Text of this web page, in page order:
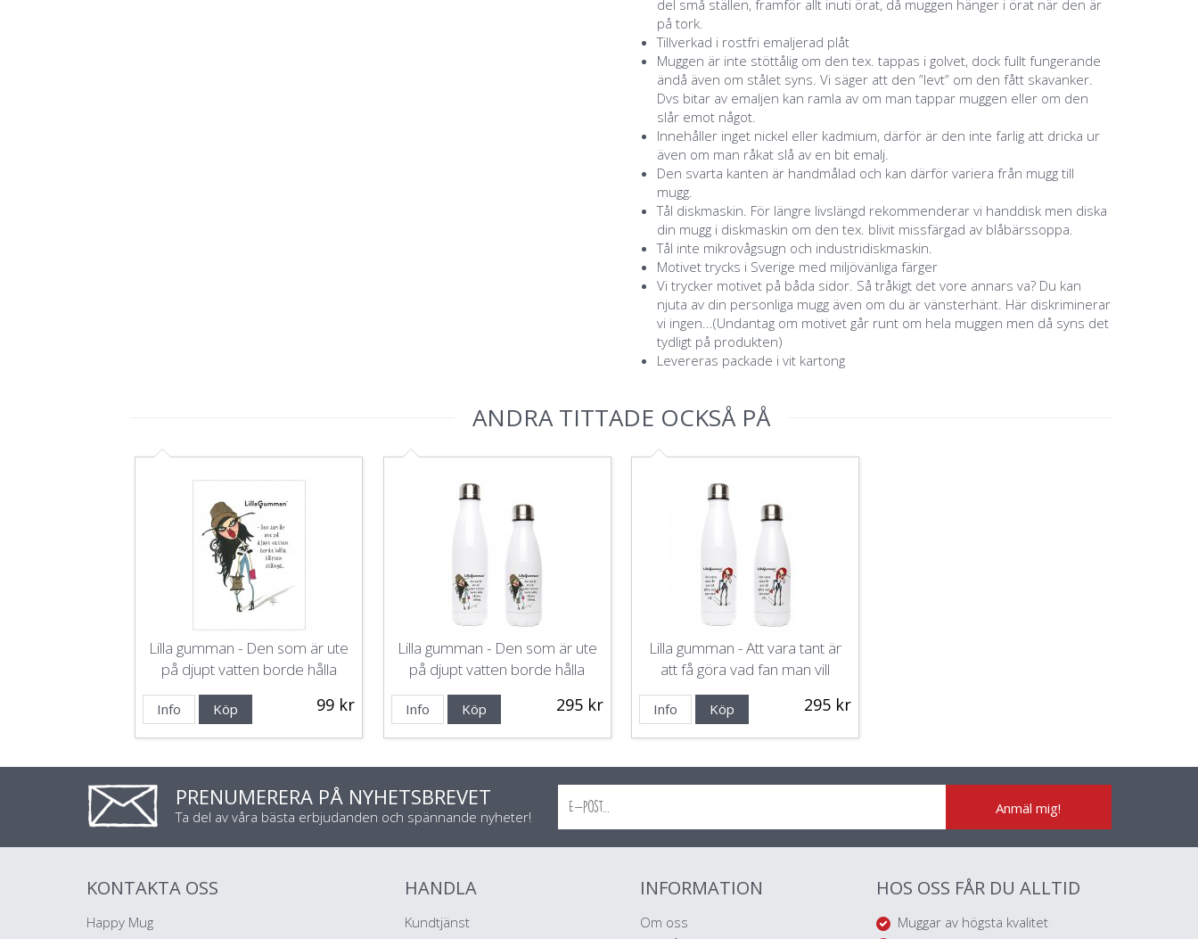
del små ställen, framför allt inuti örat, då muggen hänger i örat när den är
på tork.
Tillverkad i rostfri emaljerad plåt
Muggen är inte stöttålig om den tex. tappas i golvet, dock fullt fungerande
ändå även om stålet syns. Vi säger att den ”levt” om den fått skavanker.
Dvs bitar av emaljen kan ramla av om man tappar muggen eller om den
slår emot något.
Innehåller inget nickel eller kadmium, därför är den inte farlig att dricka ur
även om man råkat slå av en bit emalj.
Den svarta kanten är handmålad och kan därför variera från mugg till
mugg.
Tål diskmaskin. För längre livslängd rekommenderar vi handdisk men diska
din mugg i diskmaskin om den tex. blivit missfärgad av blåbärssoppa.
Tål inte mikrovågsugn och industridiskmaskin.
Motivet trycks i Sverige med miljövänliga färger
Vi trycker motivet på båda sidor. Så tråkigt det vore annars va? Du kan
njuta av din personliga mugg även om du är vänsterhänt. Här diskriminerar
vi ingen...(Undantag om motivet går runt om hela muggen men då syns det
tydligt på produkten)
Levereras packade i vit kartong
ANDRA TITTADE OCKSÅ PÅ
Lilla gumman - Den som är ute
på djupt vatten borde hålla
käften stängd
99 kr
Info Köp
Lilla gumman - Den som är ute
på djupt vatten borde hålla
käften stängd
295 kr
Info Köp
Lilla gumman - Att vara tant är
att få göra vad fan man vill
295 kr
Info Köp
PRENUMERERA PÅ NYHETSBREVET
Ta del av våra bästa erbjudanden och spännande nyheter! Anmäl mig!
KONTAKTA OSS
Happy Mug
HANDLA
Kundtjänst
INFORMATION
Om oss
HOS OSS FÅR DU ALLTID
Muggar av högsta kvalitet